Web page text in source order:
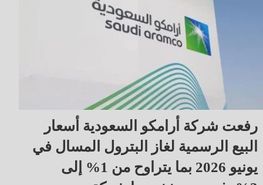
رفعت شركة أرامكو السعودية أسعار ​
البيع الرسمية لغاز البترول المسال في
‌يونيو 2026 بما يتراوح من 1% إلى